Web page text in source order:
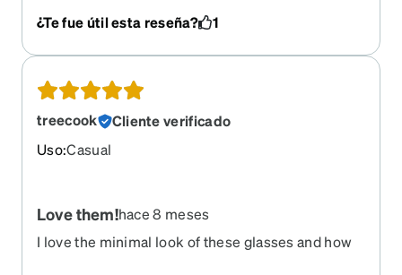
cute, like grandma glasses. I was worried that
some reviews complained about the arms being
uneven or bent, but they arrived perfect for me.
¿Te fue útil esta reseña? 1
treecook
Cliente verificado
Uso:Casual
Love them!hace 8 meses
I love the minimal look of these glasses and how